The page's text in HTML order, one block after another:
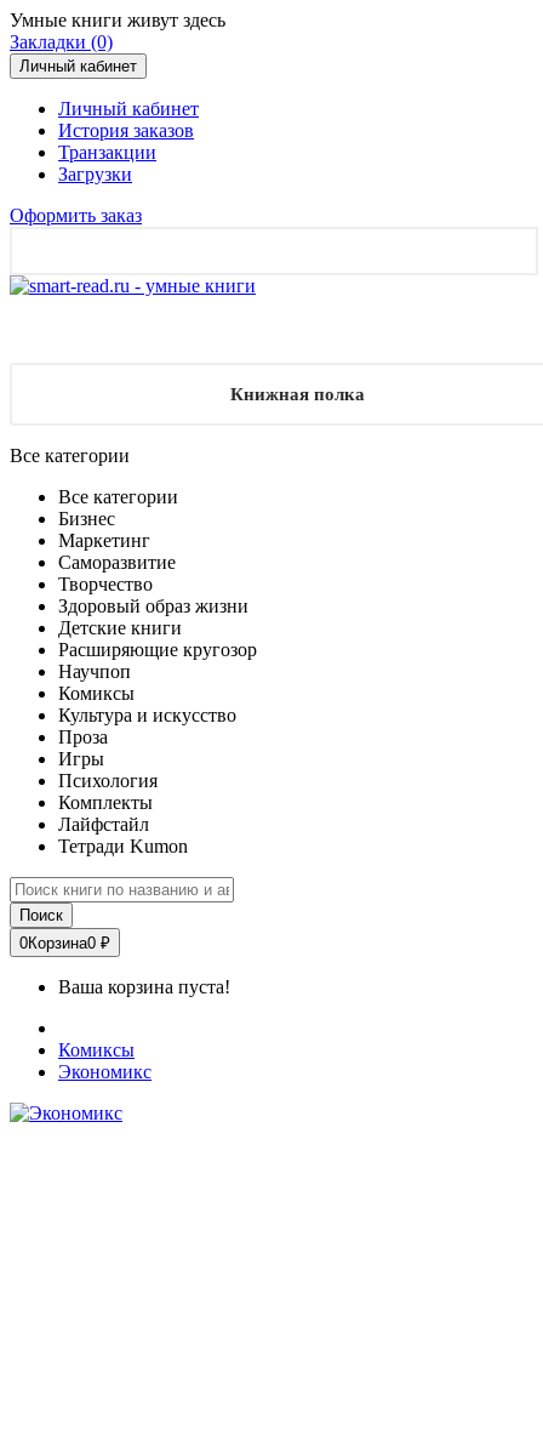
Умные книги живут здесь
Закладки (0)
Личный кабинет
Личный кабинет
История заказов
Транзакции
Загрузки
Оформить заказ
Книжная полка
Все категории
Все категории
Бизнес
Маркетинг
Саморазвитие
Творчество
Здоровый образ жизни
Детские книги
Расширяющие кругозор
Научпоп
Комиксы
Культура и искусство
Проза
Игры
Психология
Комплекты
Лайфстайл
Тетради Kumon
Поиск
0Корзина0 ₽
Ваша корзина пуста!
Комиксы
Экономикс